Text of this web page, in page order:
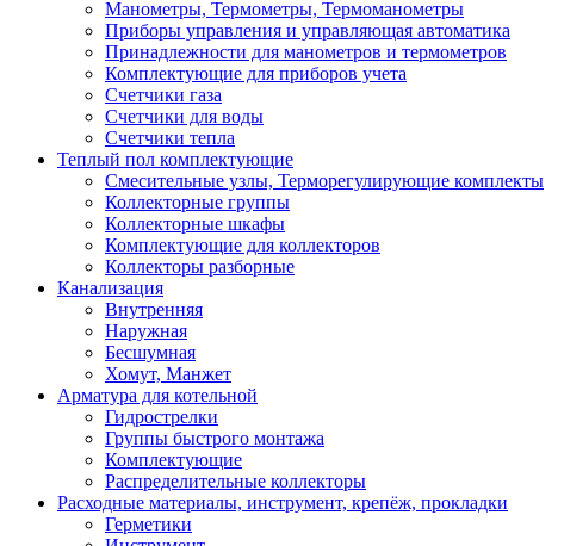
Манометры, Термометры, Термоманометры
Приборы управления и управляющая автоматика
Принадлежности для манометров и термометров
Комплектующие для приборов учета
Счетчики газа
Счетчики для воды
Счетчики тепла
Теплый пол комплектующие
Смесительные узлы, Терморегулирующие комплекты
Коллекторные группы
Коллекторные шкафы
Комплектующие для коллекторов
Коллекторы разборные
Канализация
Внутренняя
Наружная
Бесшумная
Хомут, Манжет
Арматура для котельной
Гидрострелки
Группы быстрого монтажа
Комплектующие
Распределительные коллекторы
Расходные материалы, инструмент, крепёж, прокладки
Герметики